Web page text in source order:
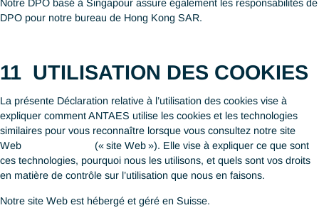
Comme nous sommes engagés dans des transferts de
transfrontaliers entre la Suisse, l’Union Européenne, Hong
bases de données RH partagées), nous avons mis en place
données personnelles de recevoir un standard de protection
comparable que ceux sous le GDPR (Article 44), la nLPD
le PDPA (Section 26) et Part. 6 and article 33 de la Cap. 486
Si nous devons transférer vos données personnelles en
Suisse, l’UE, Hong Kong SAR ou Singapour, nous le ferons
consentement et prendrons toutes les mesures nécessaires